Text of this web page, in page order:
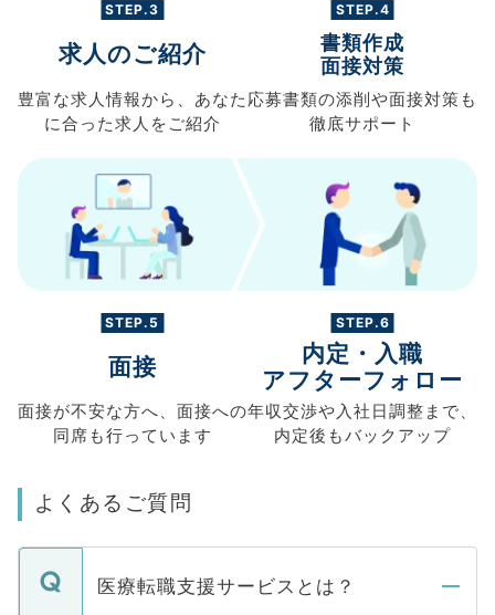
STEP.3
求人のご紹介
豊富な求人情報から、 あなた
に合った求人を ご紹介
STEP.4
書類作成
面接対策
応募書類の添削や面接対策も
徹底サポート
STEP.5
面接
面接が不安な方へ、 面接への
同席も行っています
STEP.6
内定・入職
アフターフォロー
年収交渉や入社日調整まで、
内定後もバックアップ
よくあるご質問
医療転職支援サービスとは？